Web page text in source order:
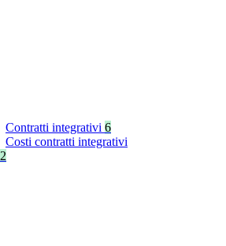
Contratti integrativi 6
Costi contratti integrativi
2